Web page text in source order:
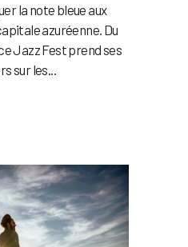
la note bleue aux
azuréenne. Du
Jazz Fest prend ses
sur les...